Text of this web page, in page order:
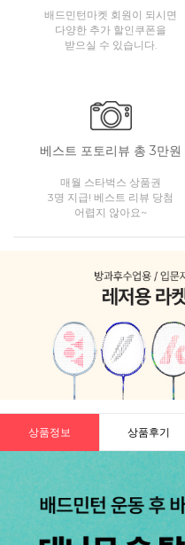
배드민턴마켓 회원이 되시면
다양한 추가 할인쿠폰을
받으실 수 있습니다.
베스트 포토리뷰 총 3만원
매월 스타벅스 상품권
3명 지급! 베스트 리뷰 당첨
어렵지 않아요~
상품정보 상품후기